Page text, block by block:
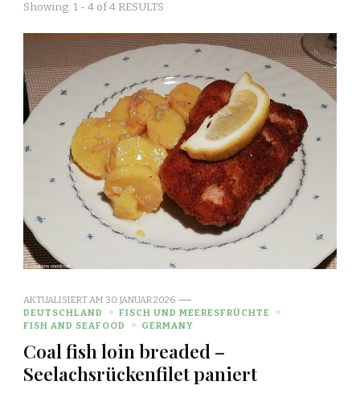
Showing: 1 - 4 of 4 RESULTS
AKTUALISIERT AM 30. JANUAR 2026
DEUTSCHLAND
FISCH UND MEERESFRÜCHTE
FISH AND SEAFOOD
GERMANY
Coal fish loin breaded –
Seelachsrückenfilet paniert